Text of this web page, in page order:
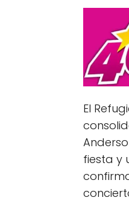
El
fiesta y